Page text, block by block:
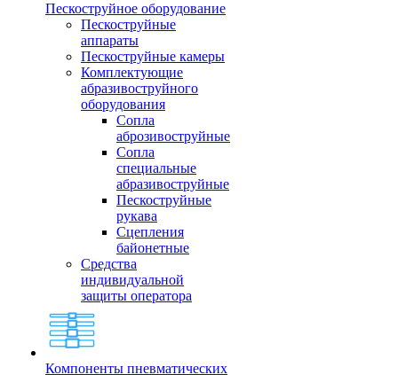
Пескоструйное оборудование
Пескоструйные
аппараты
Пескоструйные камеры
Комплектующие
абразивоструйного
оборудования
Сопла
аброзивоструйные
Сопла
специальные
абразивоструйные
Пескоструйные
рукава
Сцепления
байонетные
Средства
индивидуальной
защиты оператора
Компоненты пневматических